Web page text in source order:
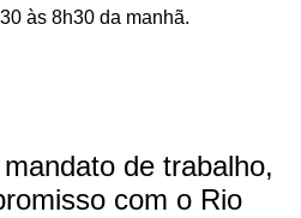
às 8h30 da manhã.
de trabalho,
com o Rio